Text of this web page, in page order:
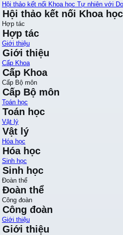
Hội thảo kết nối Khoa học Tự nhiên với
Hội thảo kết nối Khoa
Hợp tác
Hợp tác
Giới thiệu
Giới thiệu
Cấp Khoa
Cấp Khoa
Cấp Bộ môn
Cấp Bộ môn
Toán học
Toán học
Vật lý
Vật lý
Hóa học
Hóa học
Sinh học
Sinh học
Đoàn thể
Đoàn thể
Công đoàn
Công đoàn
Giới thiệu
Giới thiệu